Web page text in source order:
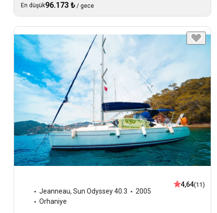
En düşük96.173 ₺ / gece
Jeanneau, Sun Odyssey 40.3
2005
Orhaniye
4,64(11)